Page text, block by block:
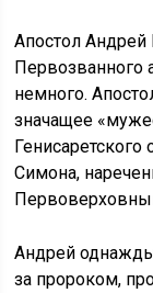
Апостол
Первозванного
немного.
значащее
Симона,
Андрей
за пророком,